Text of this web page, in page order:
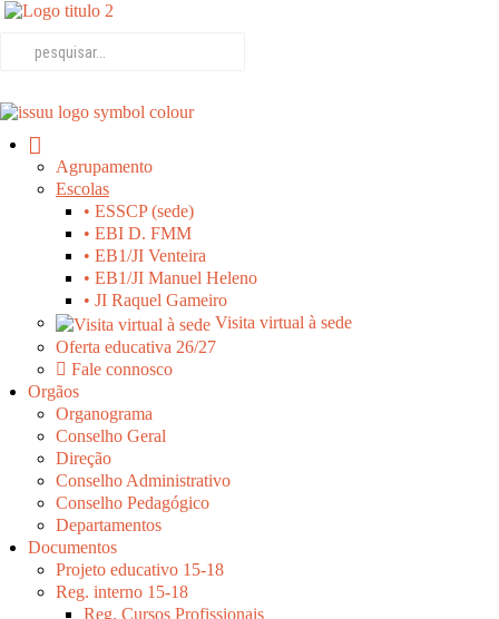
Agrupamento
Escolas
• ESSCP (sede)
• EBI D. FMM
• EB1/JI Venteira
• EB1/JI Manuel Heleno
• JI Raquel Gameiro
Visita virtual à sede
Oferta educativa 26/27
Fale connosco
Orgãos
Organograma
Conselho Geral
Direção
Conselho Administrativo
Conselho Pedagógico
Departamentos
Documentos
Projeto educativo 15-18
Reg. interno 15-18
Reg. Cursos Profissionais